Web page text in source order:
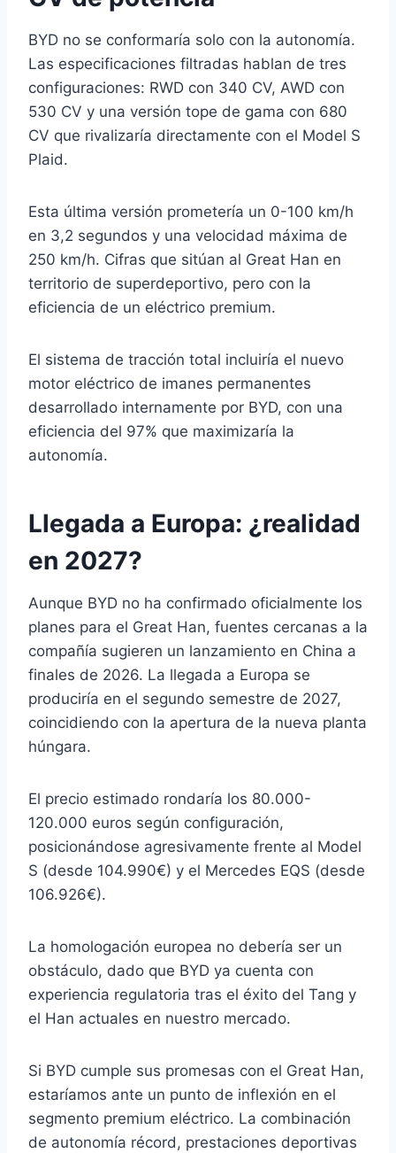
BYD no se conformaría solo con la autonomía.
Las especificaciones filtradas hablan de tres
configuraciones: RWD con 340 CV, AWD con
530 CV y una versión tope de gama con 680
CV que rivalizaría directamente con el Model S
Plaid.
Esta última versión prometería un 0-100 km/h
en 3,2 segundos y una velocidad máxima de
250 km/h. Cifras que sitúan al Great Han en
territorio de superdeportivo, pero con la
eficiencia de un eléctrico premium.
El sistema de tracción total incluiría el nuevo
motor eléctrico de imanes permanentes
desarrollado internamente por BYD, con una
eficiencia del 97% que maximizaría la
autonomía.
Llegada a Europa: ¿realidad
en 2027?
Aunque BYD no ha confirmado oficialmente los
planes para el Great Han, fuentes cercanas a la
compañía sugieren un lanzamiento en China a
finales de 2026. La llegada a Europa se
produciría en el segundo semestre de 2027,
coincidiendo con la apertura de la nueva planta
húngara.
El precio estimado rondaría los 80.000-
120.000 euros según configuración,
posicionándose agresivamente frente al Model
S (desde 104.990€) y el Mercedes EQS (desde
106.926€).
La homologación europea no debería ser un
obstáculo, dado que BYD ya cuenta con
experiencia regulatoria tras el éxito del Tang y
el Han actuales en nuestro mercado.
Si BYD cumple sus promesas con el Great Han,
estaríamos ante un punto de inflexión en el
segmento premium eléctrico. La combinación
de autonomía récord, prestaciones deportivas